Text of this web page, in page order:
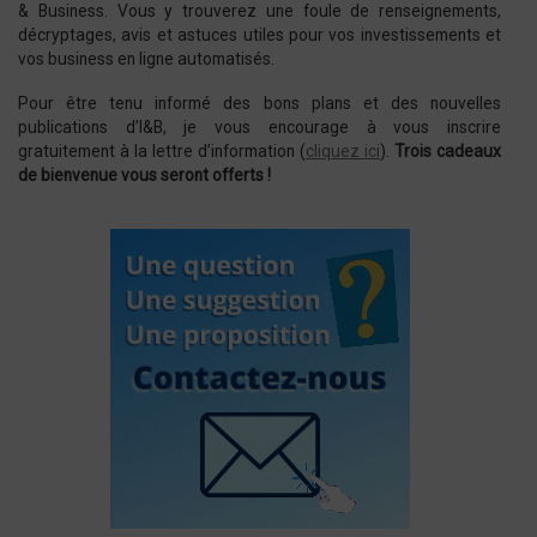
& Business. Vous y trouverez une foule de renseignements,
décryptages, avis et astuces utiles pour vos investissements et
vos business en ligne automatisés.
Pour être tenu informé des bons plans et des nouvelles
publications d’I&B, je vous encourage à vous inscrire
gratuitement à la lettre d’information (cliquez ici). Trois cadeaux
de bienvenue vous seront offerts !